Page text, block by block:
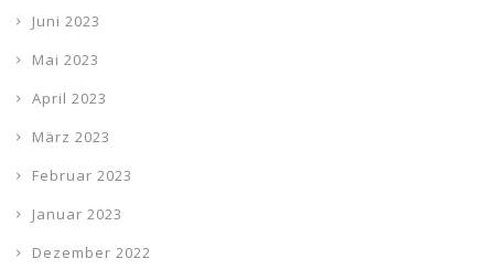
Juni 2023
Mai 2023
April 2023
März 2023
Februar 2023
Januar 2023
Dezember 2022